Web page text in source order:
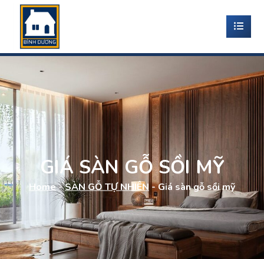
GIÁ SÀN GỖ SỒI MỸ
Home-SÀN GỖ TỰ NHIÊN-Giá sàn gỗ sồi mỹ